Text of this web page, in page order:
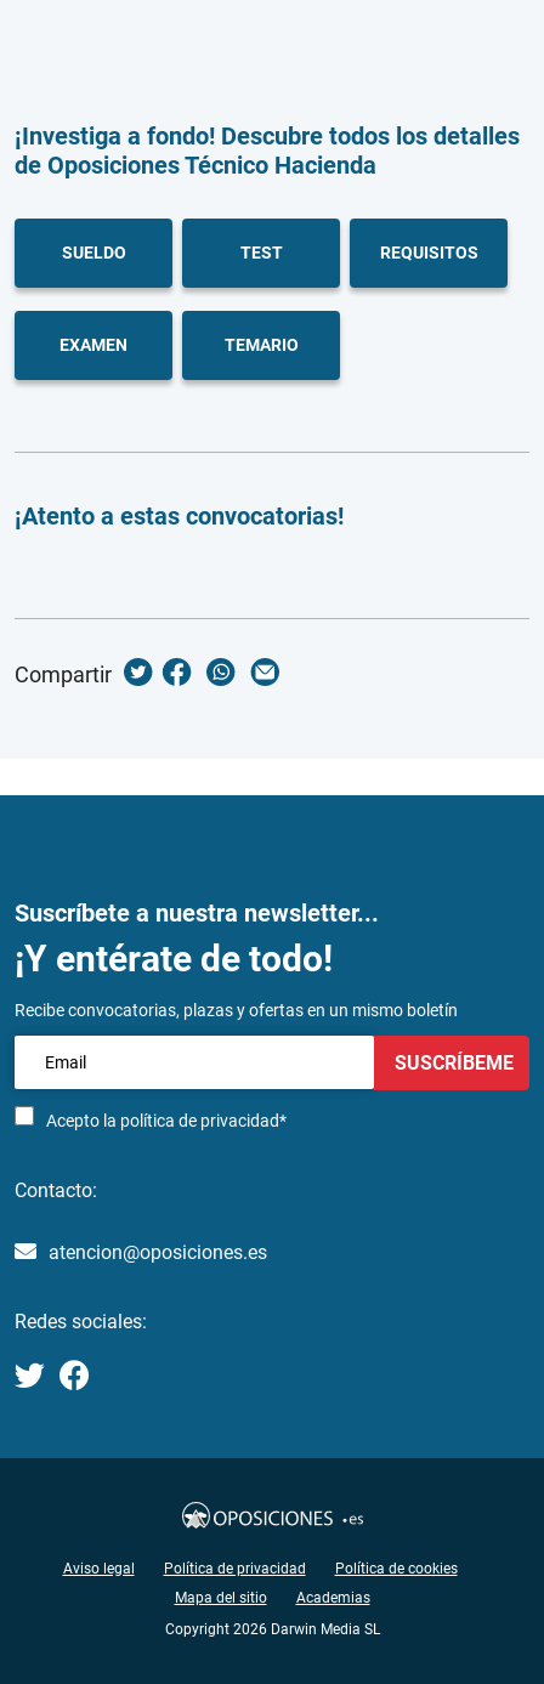
¡Investiga a fondo! Descubre todos los detalles
de Oposiciones Técnico Hacienda
SUELDO TEST REQUISITOS
EXAMEN TEMARIO
¡Atento a estas convocatorias!
Compartir
Suscríbete a nuestra newsletter...
¡Y entérate de todo!
Recibe convocatorias, plazas y ofertas en un mismo boletín
Acepto la política de privacidad*
SUSCRÍBEME
Contacto:
atencion@oposiciones.es
Redes sociales:
Aviso legal Política de privacidad
Política de cookies
Mapa del sitio
Academias
Copyright 2026 Darwin Media SL